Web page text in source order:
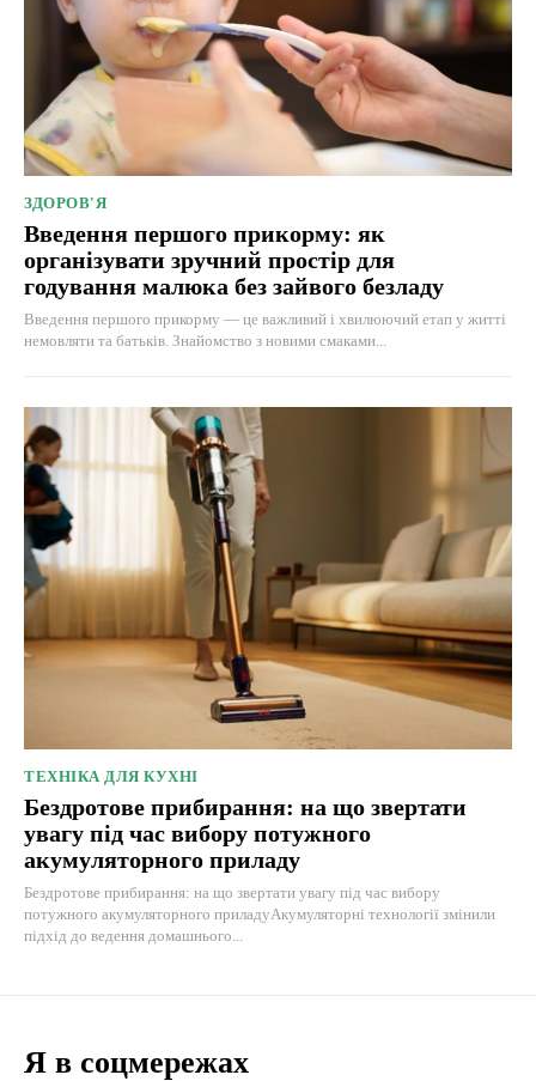
ЗДОРОВ'Я
Введення першого прикорму: як
організувати зручний простір для
годування малюка без зайвого безладу
Введення першого прикорму — це важливий і хвилюючий етап у житті
немовляти та батьків. Знайомство з новими смаками...
ТЕХНІКА ДЛЯ КУХНІ
Бездротове прибирання: на що звертати
увагу під час вибору потужного
акумуляторного приладу
Бездротове прибирання: на що звертати увагу під час вибору
потужного акумуляторного приладуАкумуляторні технології змінили
підхід до ведення домашнього...
Я в соцмережах